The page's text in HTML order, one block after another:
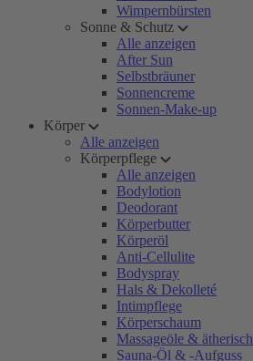
Wimpernbürsten
Sonne & Schutz
Alle anzeigen
After Sun
Selbstbräuner
Sonnencreme
Sonnen-Make-up
Körper
Alle anzeigen
Körperpflege
Alle anzeigen
Bodylotion
Deodorant
Körperbutter
Körperöl
Anti-Cellulite
Bodyspray
Hals & Dekolleté
Intimpflege
Körperschaum
Massageöle &
Sauna-Öl & -Aufguss